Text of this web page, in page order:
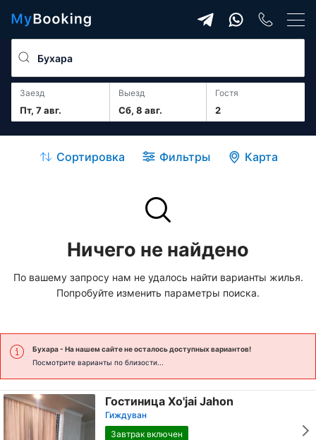
Заезд
Пт, 7 авг.
Выезд
Сб, 8 авг. 2
гостя
Сортировка Фильтры Карта
Ничего не найдено
По вашему запросу нам не удалось найти варианты жилья.
Попробуйте изменить параметры поиска.
Бухара- На нашем сайте не осталось доступных вариантов!
Посмотрите варианты по близости...
Гостиница Xo'jai Jahon
Гиждуван
Завтрак включен